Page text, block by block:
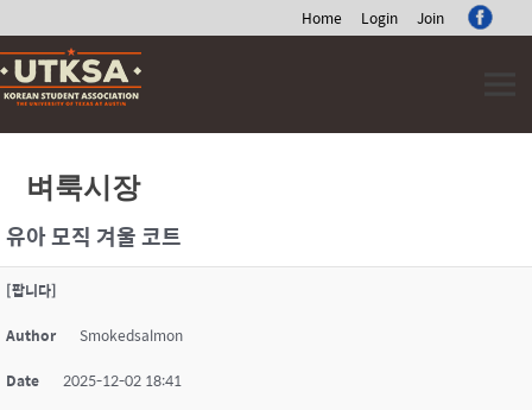
Home Login Join
Skip
to
content
벼룩시장
유아 모직 겨울 코트
[팝니다]
Author Smokedsalmon
Date 2025-12-02 18:41